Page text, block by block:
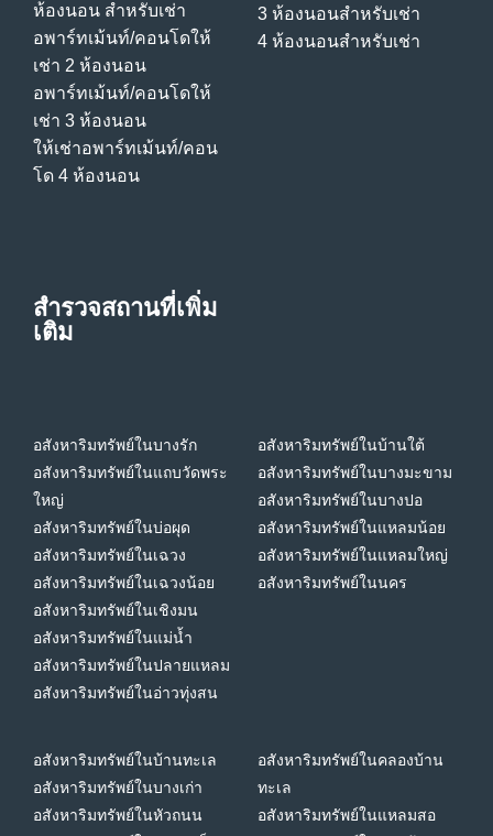
ห้องนอน สําหรับเช่า
อพาร์ทเม้นท์/คอนโดให้
เช่า 2 ห้องนอน
อพาร์ทเม้นท์/คอนโดให้
เช่า 3 ห้องนอน
ให้เช่าอพาร์ทเม้นท์/คอน
โด 4 ห้องนอน
3 ห้องนอนสําหรับเช่า
4 ห้องนอนสําหรับเช่า
สำรวจสถานที่เพิ่ม
เติม
อสังหาริมทรัพย์ในบางรัก
อสังหาริมทรัพย์ในแถบวัดพระ
ใหญ่
อสังหาริมทรัพย์ในบ่อผุด
อสังหาริมทรัพย์ในเฉวง
อสังหาริมทรัพย์ในเฉวงน้อย
อสังหาริมทรัพย์ในเชิงมน
อสังหาริมทรัพย์ในแม่น้ำ
อสังหาริมทรัพย์ในปลายแหลม
อสังหาริมทรัพย์ในอ่าวทุ่งสน
อสังหาริมทรัพย์ในบ้านใต้
อสังหาริมทรัพย์ในบางมะขาม
อสังหาริมทรัพย์ในบางปอ
อสังหาริมทรัพย์ในแหลมน้อย
อสังหาริมทรัพย์ในแหลมใหญ่
อสังหาริมทรัพย์ในนคร
อสังหาริมทรัพย์ในบ้านทะเล
อสังหาริมทรัพย์ในบางเก่า
อสังหาริมทรัพย์ในหัวถนน
อสังหาริมทรัพย์ในคลองบ้าน
ทะเล
อสังหาริมทรัพย์ในแหลมสอ